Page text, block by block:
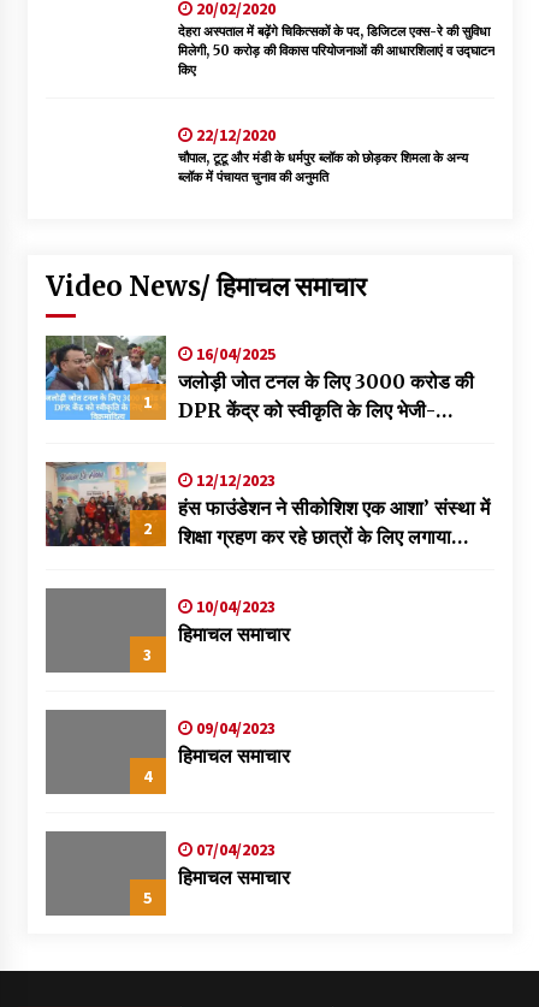
20/02/2020
देहरा अस्पताल में बढ़ेंगे चिकित्सकों के पद, डिजिटल एक्स-रे की सुविधा
मिलेगी, 50 करोड़ की विकास परियोजनाओं की आधारशिलाएं व उद्घाटन
किए
22/12/2020
चौपाल, टूटू और मंडी के धर्मपुर ब्लॉक को छोड़कर शिमला के अन्य
ब्लॉक में पंचायत चुनाव की अनुमति
Video News/ हिमाचल समाचार
1
16/04/2025
जलोड़ी जोत टनल के लिए 3000 करोड की
DPR केंद्र को स्वीकृति के लिए भेजी-
2
12/12/2023
हंस फाउंडेशन ने सीकोशिश एक आशा’ संस्था में
शिक्षा ग्रहण कर रहे छात्रों के लिए लगाया
3
10/04/2023
हिमाचल समाचार
4
09/04/2023
हिमाचल समाचार
5
07/04/2023
हिमाचल समाचार